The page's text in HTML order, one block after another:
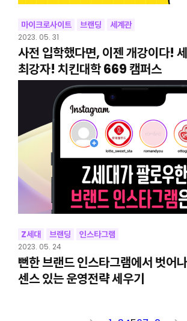
마이크로사이트 브랜딩 세계관
2023. 05. 31
사전 입학했다면, 이젠 개강이다!
최강자! 치킨대학 669 캠퍼스
Z세대 브랜딩 인스타그램
2023. 05. 24
뻔한 브랜드 인스타그램에서 벗어
센스 있는 운영전략 세우기